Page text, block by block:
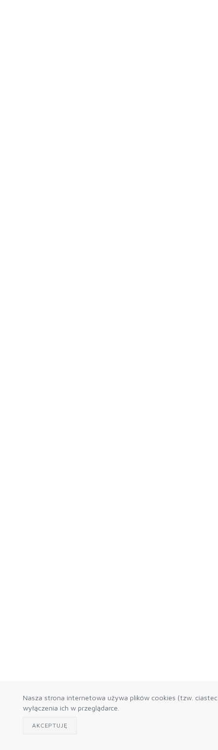
Nasza strona internetowa używa plików cookies (tzw.
wyłączenia ich w przeglądarce.
AKCEPTUJĘ